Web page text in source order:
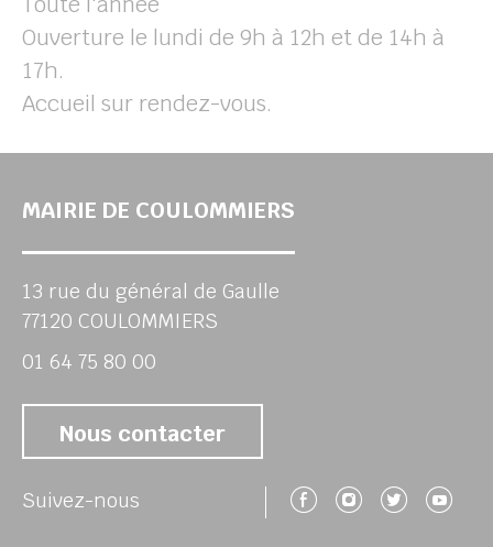
Ouverture le lundi de 9h à 12h et de 14h à
17h.
Accueil sur rendez-vous.
MAIRIE DE COULOMMIERS
13 rue du général de Gaulle
77120 COULOMMIERS
01 64 75 80 00
Nous contacter
Suivez-nous Suivez-nous
Suivez-